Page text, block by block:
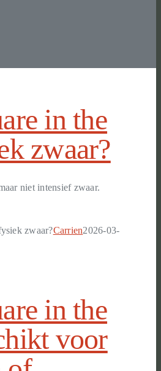
in the
zwaar?
niet intensief zwaar.
zwaar?Carrien2026-03-
in the
voor